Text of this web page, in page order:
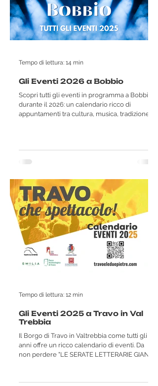
Gli Eventi 2026 a Bobbio
Scopri tutti gli eventi in programma a Bobbio
durante il 2026: un calendario ricco di
appuntamenti tra cultura, musica, tradizione
con sagre, feste popolari, concerti, visite
guidate e manifestazioni durante tutto l’anno.
ogni stagione e non perdere le iniziative più
interessanti. Consulta le date e organ
Tempo di lettura: 14 min
Gli Eventi 2025 a Travo in Val
Trebbia
Il Borgo di Travo in Valtrebbia come tutti gli
anni offre un ricco calendario di eventi. Da
non perdere "LE SERATE LETTERARIE GIANA...
Tempo di lettura: 12 min